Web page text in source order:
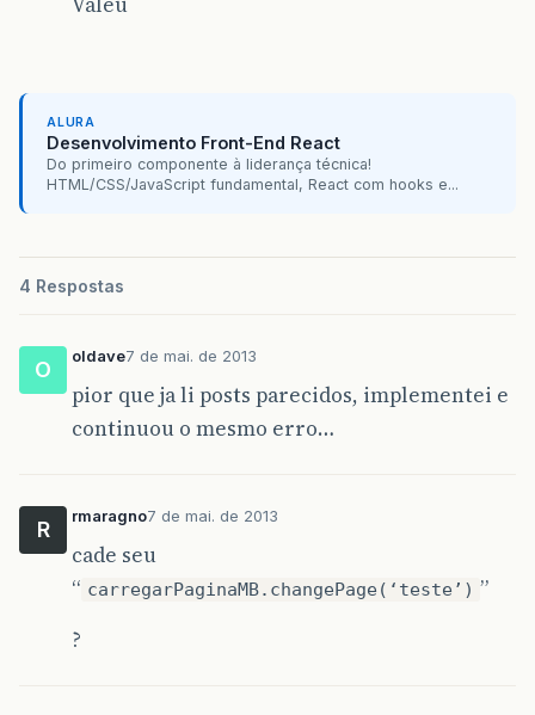
</p:panel>
</h:form>
ALURA
Desenvolvimento Front-End React
Do primeiro componente à liderança técnica!
HTML/CSS/JavaScript fundamental, React com hooks e...
4 Respostas
O
oldave7 de mai. de 2013
pior que ja li posts parecidos, implementei e
continuou o mesmo erro…
R
rmaragno7 de mai. de 2013
cade seu
“ carregarPaginaMB.changePage(‘teste’) ”
?